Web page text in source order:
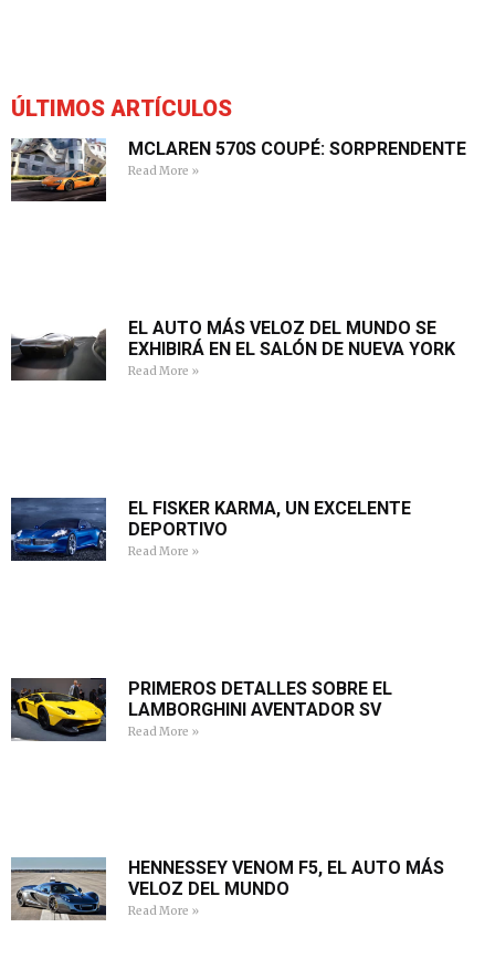
ÚLTIMOS ARTÍCULOS
MCLAREN 570S COUPÉ: SORPRENDENTE
Read More »
EL AUTO MÁS VELOZ DEL MUNDO SE
EXHIBIRÁ EN EL SALÓN DE NUEVA YORK
Read More »
EL FISKER KARMA, UN EXCELENTE
DEPORTIVO
Read More »
PRIMEROS DETALLES SOBRE EL
LAMBORGHINI AVENTADOR SV
Read More »
HENNESSEY VENOM F5, EL AUTO MÁS
VELOZ DEL MUNDO
Read More »